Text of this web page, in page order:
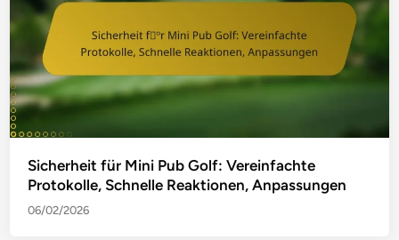
Sicherheit für Mini Pub Golf: Vereinfachte
Protokolle, Schnelle Reaktionen, Anpassungen
06/02/2026